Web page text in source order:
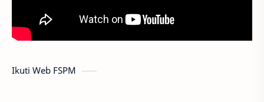
Ikuti Web FSPM